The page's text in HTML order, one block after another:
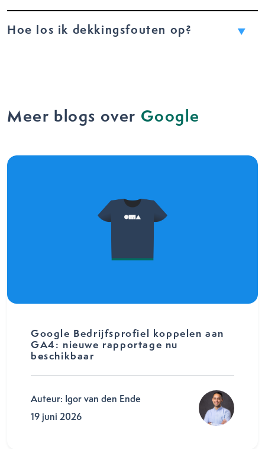
Hoe los ik dekkingsfouten op?
Meer blogs over Google
Google Bedrijfsprofiel koppelen aan
GA4: nieuwe rapportage nu
beschikbaar
Auteur: Igor van den Ende
19 juni 2026